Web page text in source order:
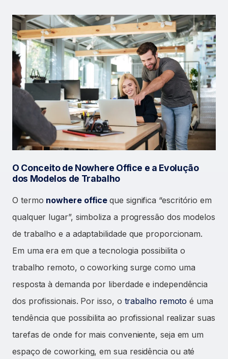
O Conceito de Nowhere Office e a Evolução
dos Modelos de Trabalho
O termo nowhere office que significa “escritório em
qualquer lugar”, simboliza a progressão dos modelos
de trabalho e a adaptabilidade que proporcionam.
Em uma era em que a tecnologia possibilita o
trabalho remoto, o coworking surge como uma
resposta à demanda por liberdade e independência
dos profissionais. Por isso, o trabalho remoto é uma
tendência que possibilita ao profissional realizar suas
tarefas de onde for mais conveniente, seja em um
espaço de coworking, em sua residência ou até